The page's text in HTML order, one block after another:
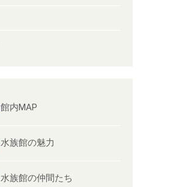
館内MAP
水族館の魅力
水族館の仲間たち